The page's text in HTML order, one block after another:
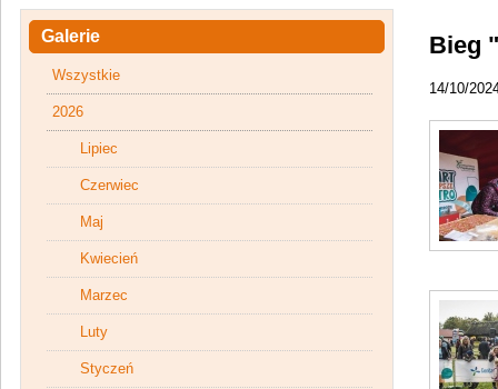
Bieg
14/10/
Galerie
Wszystkie
2026
Lipiec
Czerwiec
Maj
Kwiecień
Marzec
Luty
Styczeń